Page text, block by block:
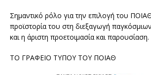
Σημαντικό ρόλο για την επιλογή του
προϊστορία του στη διεξαγωγή
και η άριστη προετοιμασία και παρουσίαση.
ΤΟ ΓΡΑΦΕΙΟ ΤΥΠΟΥ ΤΟΥ ΠΟΙΑΘ